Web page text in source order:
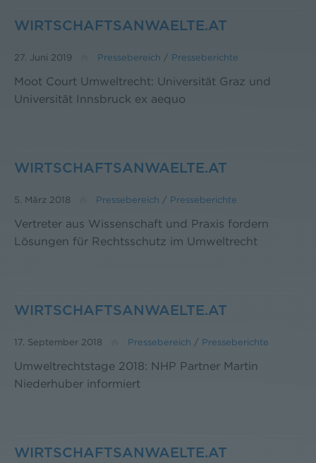
WIRTSCHAFTSANWAELTE.AT
27. Juni 2019 Pressebereich / Presseberichte
Moot Court Umweltrecht: Universität Graz und
Universität Innsbruck ex aequo
WIRTSCHAFTSANWAELTE.AT
5. März 2018 Pressebereich / Presseberichte
Vertreter aus Wissenschaft und Praxis fordern
Lösungen für Rechtsschutz im Umweltrecht
WIRTSCHAFTSANWAELTE.AT
17. September 2018 Pressebereich / Presseberichte
Umweltrechtstage 2018: NHP Partner Martin
Niederhuber informiert
WIRTSCHAFTSANWAELTE.AT